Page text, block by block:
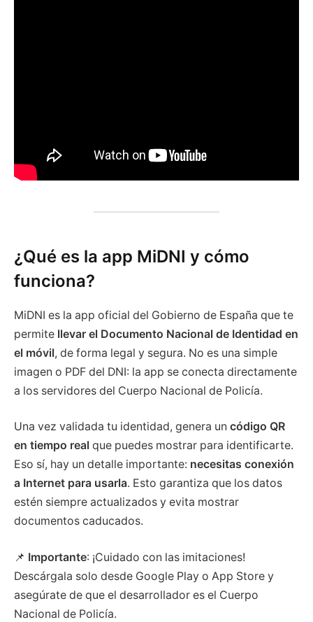
¿Qué es la app MiDNI y cómo
funciona?
MiDNI es la app oficial del Gobierno de España que te
permite llevar el Documento Nacional de Identidad en
el móvil, de forma legal y segura. No es una simple
imagen o PDF del DNI: la app se conecta directamente
a los servidores del Cuerpo Nacional de Policía.
Una vez validada tu identidad, genera un código QR
en tiempo real que puedes mostrar para identificarte.
Eso sí, hay un detalle importante: necesitas conexión
a Internet para usarla. Esto garantiza que los datos
estén siempre actualizados y evita mostrar
documentos caducados.
📌 Importante: ¡Cuidado con las imitaciones!
Descárgala solo desde Google Play o App Store y
asegúrate de que el desarrollador es el Cuerpo
Nacional de Policía.